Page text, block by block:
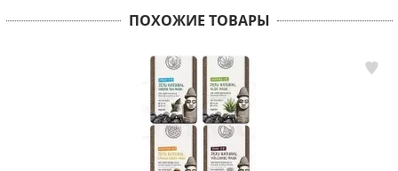
ПОХОЖИЕ ТОВАРЫ